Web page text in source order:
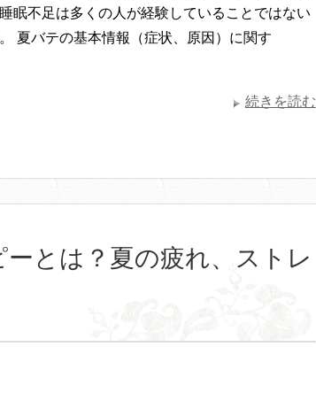
眠不足は多くの人が経験していることではない
夏バテの基本情報（症状、原因）に関す
続きを読む
とは？夏の疲れ、ストレ